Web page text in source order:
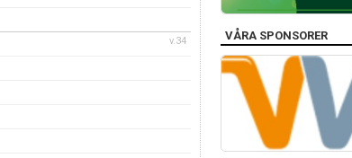
v.34 VÅRA SPONSORER